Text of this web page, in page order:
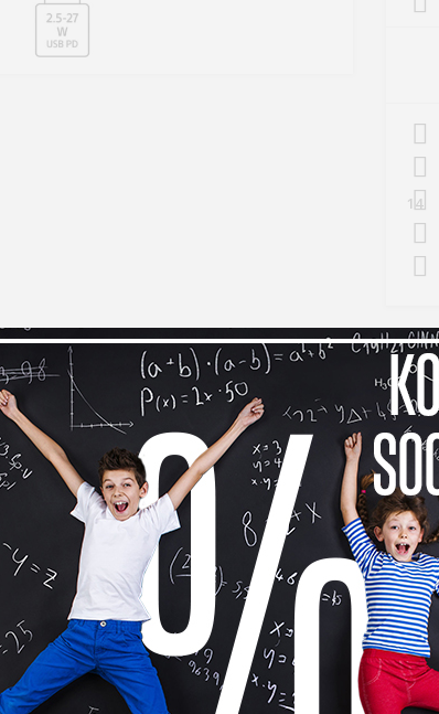
14
Kokkusobivad tooted 24 Sooduskomplektid
maksad kauba eest alles
siis Inbank järelmaksu abiga saad soovitud
ostukorvis tuleb makseviisiks valida “Maksa